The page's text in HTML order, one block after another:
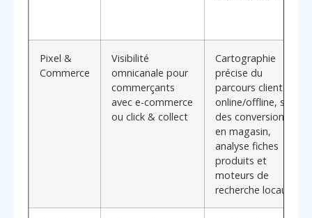
Pixel &
Commerce
Visibilité
omnicanale pour
commerçants
avec e-commerce
ou click & collect
Cartographie
précise du
parcours client
online/offline, suivi
des conversions
en magasin,
analyse fiches
produits et
moteurs de
recherche locaux